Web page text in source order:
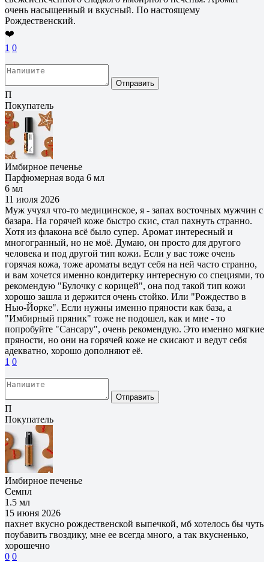
очень насыщенный и вкусный. По настоящему
Рождественский.
❤️
1 0
Отправить
П
Покупатель
Имбирное печенье
Парфюмерная вода 6 мл
6 мл
11 июля 2026
Муж учуял что-то медицинское, я - запах восточных мужчин с
базара. На горячей коже быстро скис, стал пахнуть странно.
Хотя из флакона всё было супер. Аромат интересный и
многогранный, но не моё. Думаю, он просто для другого
человека и под другой тип кожи. Если у вас тоже очень
горячая кожа, тоже ароматы ведут себя на ней часто странно,
и вам хочется именно кондитерку интересную со специями, то
рекомендую "Булочку с корицей", она под такой тип кожи
хорошо зашла и держится очень стойко. Или "Рождество в
Нью-Йорке". Если нужны именно пряности как база, а
"Имбирный пряник" тоже не подошел, как и мне - то
попробуйте "Сансару", очень рекомендую. Это именно мягкие
пряности, но они на горячей коже не скисают и ведут себя
адекватно, хорошо дополняют её.
1 0
Отправить
П
Покупатель
Имбирное печенье
Семпл
1.5 мл
15 июня 2026
пахнет вкусно рождественской выпечкой, мб хотелось бы чуть
поубавить гвоздику, мне ее всегда много, а так вкусненько,
хорошечно
0 0